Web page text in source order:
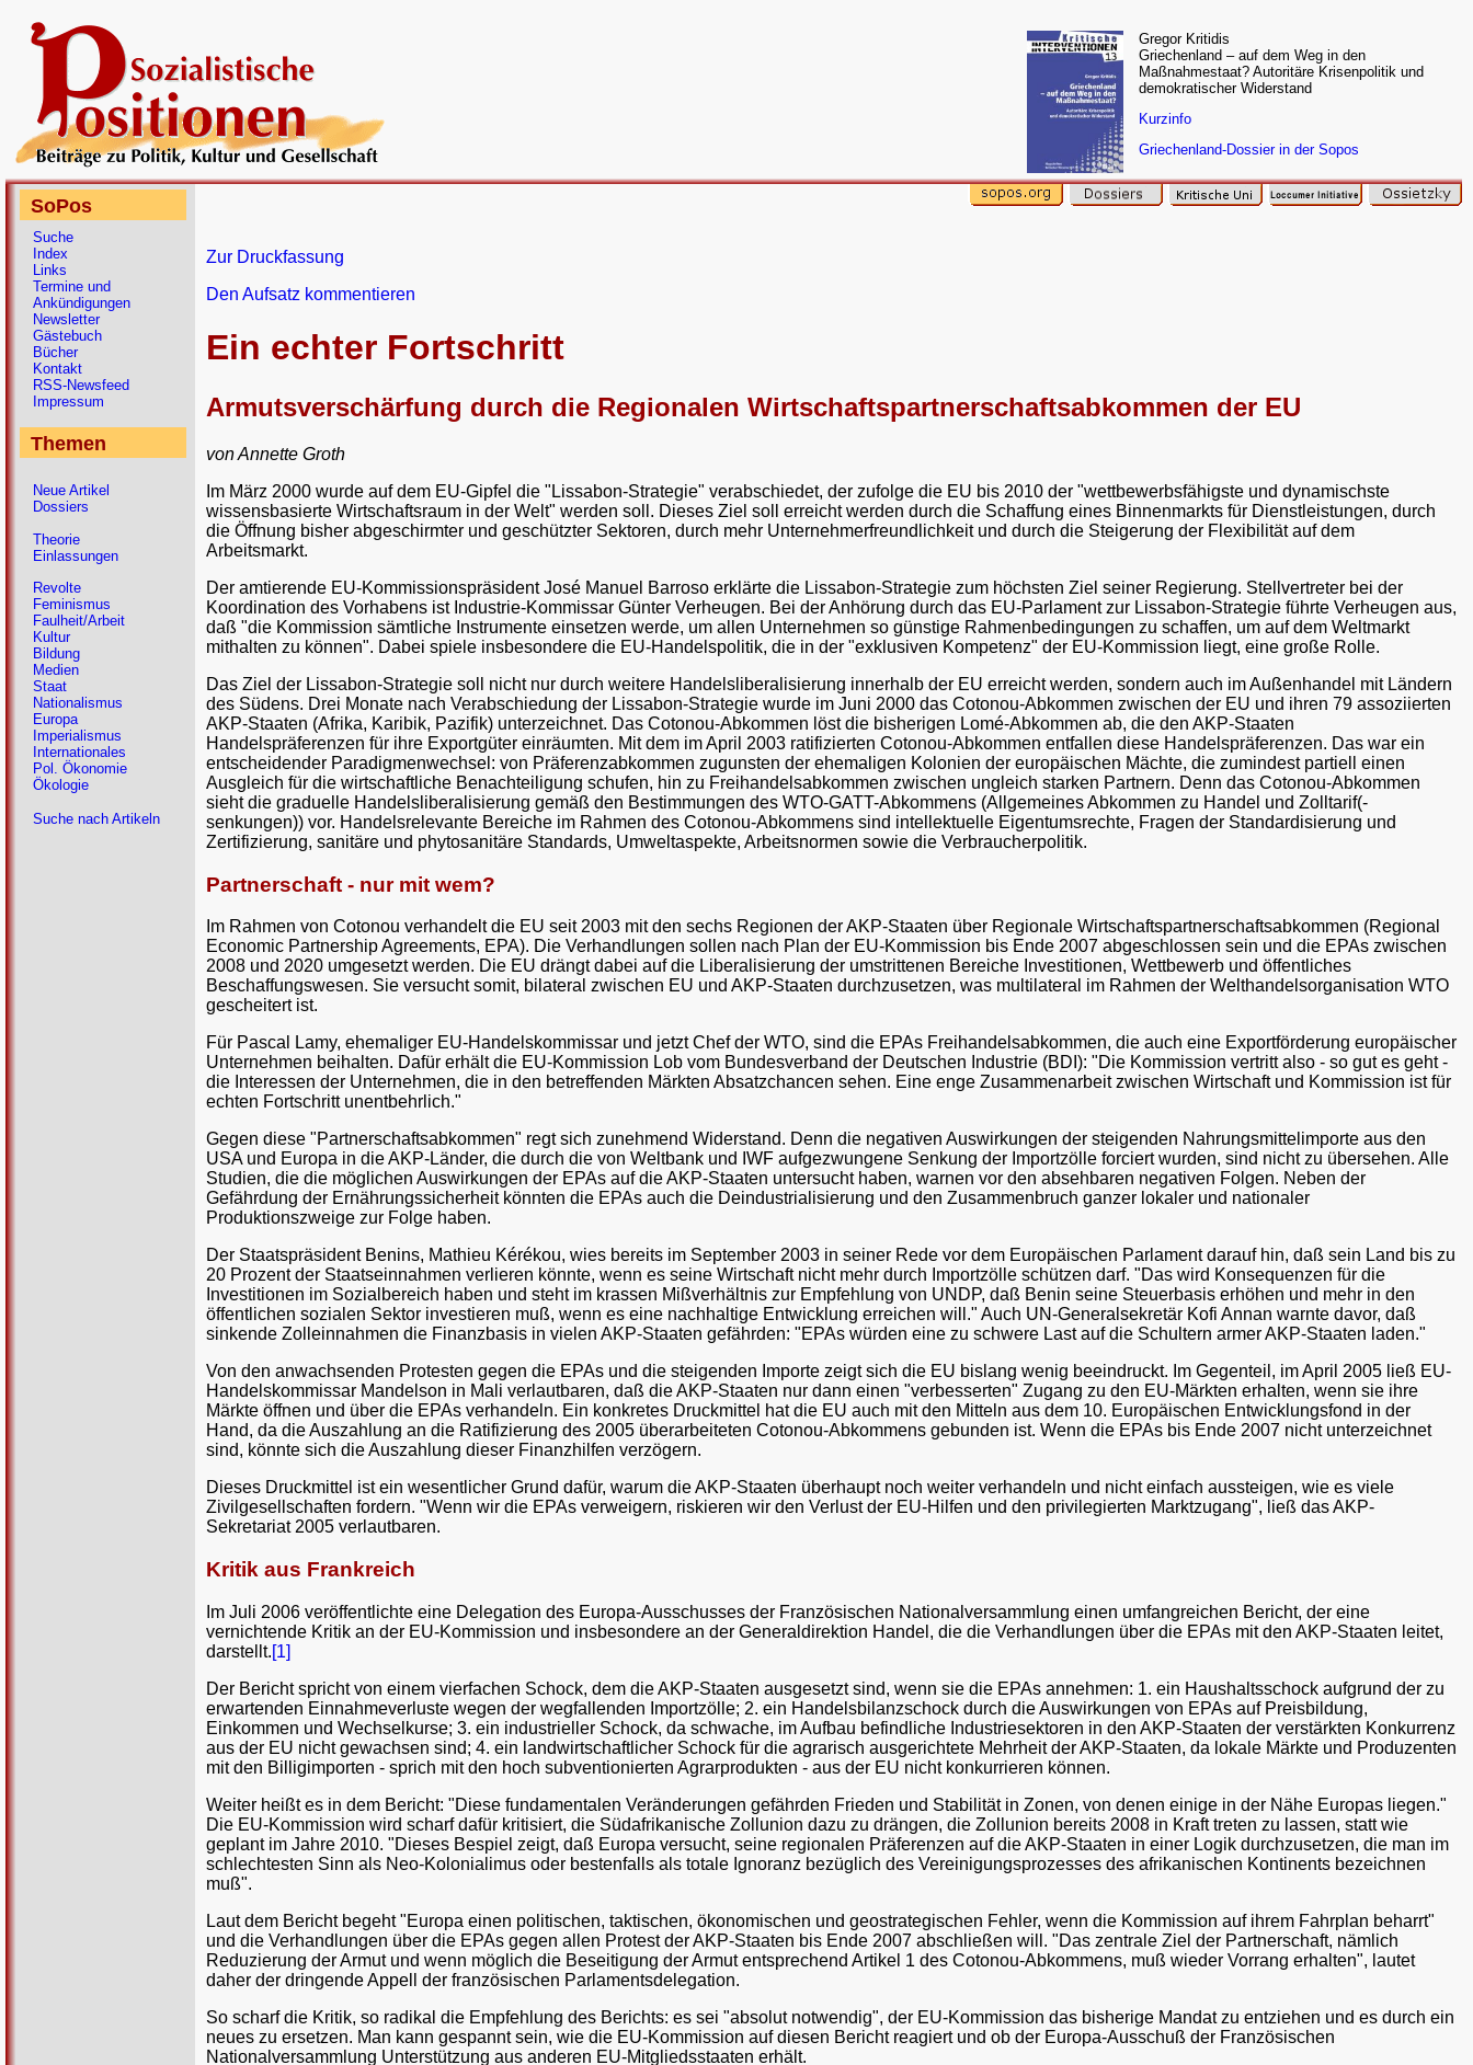
Gregor Kritidis
Griechenland – auf dem Weg in den
Maßnahmestaat? Autoritäre Krisenpolitik und
demokratischer Widerstand
Kurzinfo
Griechenland-Dossier in der Sopos
Zur Druckfassung
Den Aufsatz kommentieren
Ein echter Fortschritt
Armutsverschärfung durch die Regionalen Wirtschaftspartnerschaftsabkommen der EU
von Annette Groth
Im März 2000 wurde auf dem EU-Gipfel die "Lissabon-Strategie" verabschiedet, der zufolge die EU bis 2010 der "wettbewerbsfähigste und dynamischste
wissensbasierte Wirtschaftsraum in der Welt" werden soll. Dieses Ziel soll erreicht werden durch die Schaffung eines Binnenmarkts für Dienstleistungen, durch
die Öffnung bisher abgeschirmter und geschützter Sektoren, durch mehr Unternehmerfreundlichkeit und durch die Steigerung der Flexibilität auf dem
Arbeitsmarkt.
Der amtierende EU-Kommissionspräsident José Manuel Barroso erklärte die Lissabon-Strategie zum höchsten Ziel seiner Regierung. Stellvertreter bei der
Koordination des Vorhabens ist Industrie-Kommissar Günter Verheugen. Bei der Anhörung durch das EU-Parlament zur Lissabon-Strategie führte Verheugen aus,
daß "die Kommission sämtliche Instrumente einsetzen werde, um allen Unternehmen so günstige Rahmenbedingungen zu schaffen, um auf dem Weltmarkt
mithalten zu können". Dabei spiele insbesondere die EU-Handelspolitik, die in der "exklusiven Kompetenz" der EU-Kommission liegt, eine große Rolle.
Das Ziel der Lissabon-Strategie soll nicht nur durch weitere Handelsliberalisierung innerhalb der EU erreicht werden, sondern auch im Außenhandel mit Ländern
des Südens. Drei Monate nach Verabschiedung der Lissabon-Strategie wurde im Juni 2000 das Cotonou-Abkommen zwischen der EU und ihren 79 assoziierten
AKP-Staaten (Afrika, Karibik, Pazifik) unterzeichnet. Das Cotonou-Abkommen löst die bisherigen Lomé-Abkommen ab, die den AKP-Staaten
Handelspräferenzen für ihre Exportgüter einräumten. Mit dem im April 2003 ratifizierten Cotonou-Abkommen entfallen diese Handelspräferenzen. Das war ein
entscheidender Paradigmenwechsel: von Präferenzabkommen zugunsten der ehemaligen Kolonien der europäischen Mächte, die zumindest partiell einen
Ausgleich für die wirtschaftliche Benachteiligung schufen, hin zu Freihandelsabkommen zwischen ungleich starken Partnern. Denn das Cotonou-Abkommen
sieht die graduelle Handelsliberalisierung gemäß den Bestimmungen des WTO-GATT-Abkommens (Allgemeines Abkommen zu Handel und Zolltarif(-
senkungen)) vor. Handelsrelevante Bereiche im Rahmen des Cotonou-Abkommens sind intellektuelle Eigentumsrechte, Fragen der Standardisierung und
Zertifizierung, sanitäre und phytosanitäre Standards, Umweltaspekte, Arbeitsnormen sowie die Verbraucherpolitik.
Partnerschaft - nur mit wem?
Im Rahmen von Cotonou verhandelt die EU seit 2003 mit den sechs Regionen der AKP-Staaten über Regionale Wirtschaftspartnerschaftsabkommen (Regional
Economic Partnership Agreements, EPA). Die Verhandlungen sollen nach Plan der EU-Kommission bis Ende 2007 abgeschlossen sein und die EPAs zwischen
2008 und 2020 umgesetzt werden. Die EU drängt dabei auf die Liberalisierung der umstrittenen Bereiche Investitionen, Wettbewerb und öffentliches
Beschaffungswesen. Sie versucht somit, bilateral zwischen EU und AKP-Staaten durchzusetzen, was multilateral im Rahmen der Welthandelsorganisation WTO
gescheitert ist.
Für Pascal Lamy, ehemaliger EU-Handelskommissar und jetzt Chef der WTO, sind die EPAs Freihandelsabkommen, die auch eine Exportförderung europäischer
Unternehmen beihalten. Dafür erhält die EU-Kommission Lob vom Bundesverband der Deutschen Industrie (BDI): "Die Kommission vertritt also - so gut es geht -
die Interessen der Unternehmen, die in den betreffenden Märkten Absatzchancen sehen. Eine enge Zusammenarbeit zwischen Wirtschaft und Kommission ist für
echten Fortschritt unentbehrlich."
Gegen diese "Partnerschaftsabkommen" regt sich zunehmend Widerstand. Denn die negativen Auswirkungen der steigenden Nahrungsmittelimporte aus den
USA und Europa in die AKP-Länder, die durch die von Weltbank und IWF aufgezwungene Senkung der Importzölle forciert wurden, sind nicht zu übersehen. Alle
Studien, die die möglichen Auswirkungen der EPAs auf die AKP-Staaten untersucht haben, warnen vor den absehbaren negativen Folgen. Neben der
Gefährdung der Ernährungssicherheit könnten die EPAs auch die Deindustrialisierung und den Zusammenbruch ganzer lokaler und nationaler
Produktionszweige zur Folge haben.
Der Staatspräsident Benins, Mathieu Kérékou, wies bereits im September 2003 in seiner Rede vor dem Europäischen Parlament darauf hin, daß sein Land bis zu
20 Prozent der Staatseinnahmen verlieren könnte, wenn es seine Wirtschaft nicht mehr durch Importzölle schützen darf. "Das wird Konsequenzen für die
Investitionen im Sozialbereich haben und steht im krassen Mißverhältnis zur Empfehlung von UNDP, daß Benin seine Steuerbasis erhöhen und mehr in den
öffentlichen sozialen Sektor investieren muß, wenn es eine nachhaltige Entwicklung erreichen will." Auch UN-Generalsekretär Kofi Annan warnte davor, daß
sinkende Zolleinnahmen die Finanzbasis in vielen AKP-Staaten gefährden: "EPAs würden eine zu schwere Last auf die Schultern armer AKP-Staaten laden."
Von den anwachsenden Protesten gegen die EPAs und die steigenden Importe zeigt sich die EU bislang wenig beeindruckt. Im Gegenteil, im April 2005 ließ EU-
Handelskommissar Mandelson in Mali verlautbaren, daß die AKP-Staaten nur dann einen "verbesserten" Zugang zu den EU-Märkten erhalten, wenn sie ihre
Märkte öffnen und über die EPAs verhandeln. Ein konkretes Druckmittel hat die EU auch mit den Mitteln aus dem 10. Europäischen Entwicklungsfond in der
Hand, da die Auszahlung an die Ratifizierung des 2005 überarbeiteten Cotonou-Abkommens gebunden ist. Wenn die EPAs bis Ende 2007 nicht unterzeichnet
sind, könnte sich die Auszahlung dieser Finanzhilfen verzögern.
Dieses Druckmittel ist ein wesentlicher Grund dafür, warum die AKP-Staaten überhaupt noch weiter verhandeln und nicht einfach aussteigen, wie es viele
Zivilgesellschaften fordern. "Wenn wir die EPAs verweigern, riskieren wir den Verlust der EU-Hilfen und den privilegierten Marktzugang", ließ das AKP-
Sekretariat 2005 verlautbaren.
Kritik aus Frankreich
Im Juli 2006 veröffentlichte eine Delegation des Europa-Ausschusses der Französischen Nationalversammlung einen umfangreichen Bericht, der eine
vernichtende Kritik an der EU-Kommission und insbesondere an der Generaldirektion Handel, die die Verhandlungen über die EPAs mit den AKP-Staaten leitet,
darstellt.[1]
Der Bericht spricht von einem vierfachen Schock, dem die AKP-Staaten ausgesetzt sind, wenn sie die EPAs annehmen: 1. ein Haushaltsschock aufgrund der zu
erwartenden Einnahmeverluste wegen der wegfallenden Importzölle; 2. ein Handelsbilanzschock durch die Auswirkungen von EPAs auf Preisbildung,
Einkommen und Wechselkurse; 3. ein industrieller Schock, da schwache, im Aufbau befindliche Industriesektoren in den AKP-Staaten der verstärkten Konkurrenz
aus der EU nicht gewachsen sind; 4. ein landwirtschaftlicher Schock für die agrarisch ausgerichtete Mehrheit der AKP-Staaten, da lokale Märkte und Produzenten
mit den Billigimporten - sprich mit den hoch subventionierten Agrarprodukten - aus der EU nicht konkurrieren können.
Weiter heißt es in dem Bericht: "Diese fundamentalen Veränderungen gefährden Frieden und Stabilität in Zonen, von denen einige in der Nähe Europas liegen."
Die EU-Kommission wird scharf dafür kritisiert, die Südafrikanische Zollunion dazu zu drängen, die Zollunion bereits 2008 in Kraft treten zu lassen, statt wie
geplant im Jahre 2010. "Dieses Bespiel zeigt, daß Europa versucht, seine regionalen Präferenzen auf die AKP-Staaten in einer Logik durchzusetzen, die man im
schlechtesten Sinn als Neo-Kolonialimus oder bestenfalls als totale Ignoranz bezüglich des Vereinigungsprozesses des afrikanischen Kontinents bezeichnen
muß".
Laut dem Bericht begeht "Europa einen politischen, taktischen, ökonomischen und geostrategischen Fehler, wenn die Kommission auf ihrem Fahrplan beharrt"
und die Verhandlungen über die EPAs gegen allen Protest der AKP-Staaten bis Ende 2007 abschließen will. "Das zentrale Ziel der Partnerschaft, nämlich
Reduzierung der Armut und wenn möglich die Beseitigung der Armut entsprechend Artikel 1 des Cotonou-Abkommens, muß wieder Vorrang erhalten", lautet
daher der dringende Appell der französischen Parlamentsdelegation.
So scharf die Kritik, so radikal die Empfehlung des Berichts: es sei "absolut notwendig", der EU-Kommission das bisherige Mandat zu entziehen und es durch ein
neues zu ersetzen. Man kann gespannt sein, wie die EU-Kommission auf diesen Bericht reagiert und ob der Europa-Ausschuß der Französischen
Nationalversammlung Unterstützung aus anderen EU-Mitgliedsstaaten erhält.
SoPos
Suche
Index
Links
Termine und
Ankündigungen
Newsletter
Gästebuch
Bücher
Kontakt
RSS-Newsfeed
Impressum
Themen
Neue Artikel
Dossiers
Theorie
Einlassungen
Revolte
Feminismus
Faulheit/Arbeit
Kultur
Bildung
Medien
Staat
Nationalismus
Europa
Imperialismus
Internationales
Pol. Ökonomie
Ökologie
Suche nach Artikeln